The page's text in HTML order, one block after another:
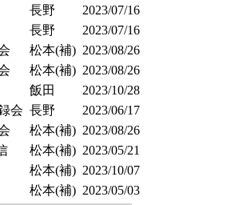
長野
2023/07/16
長野
2023/07/16
松本(補) 2023/08/26
松本(補) 2023/08/26
飯田
2023/10/28
会 長野
2023/06/17
松本(補) 2023/08/26
松本(補) 2023/05/21
松本(補) 2023/10/07
松本(補) 2023/05/03